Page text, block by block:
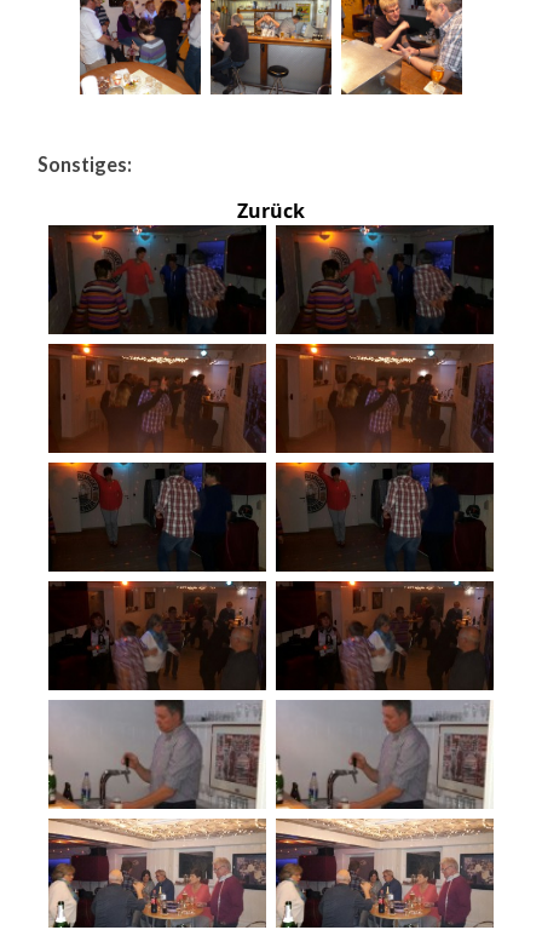
Sonstiges:
Zurück